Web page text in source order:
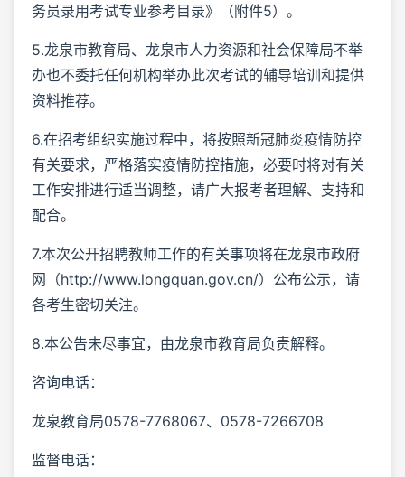
务员录用考试专业参考目录》（附件5）。
5.龙泉市教育局、龙泉市人力资源和社会保障局不举
办也不委托任何机构举办此次考试的辅导培训和提供
资料推荐。
6.在招考组织实施过程中，将按照新冠肺炎疫情防控
有关要求，严格落实疫情防控措施，必要时将对有关
工作安排进行适当调整，请广大报考者理解、支持和
配合。
7.本次公开招聘教师工作的有关事项将在龙泉市政府
网（http://www.longquan.gov.cn/）公布公示，请
各考生密切关注。
8.本公告未尽事宜，由龙泉市教育局负责解释。
咨询电话：
龙泉教育局0578-7768067、0578-7266708
监督电话：